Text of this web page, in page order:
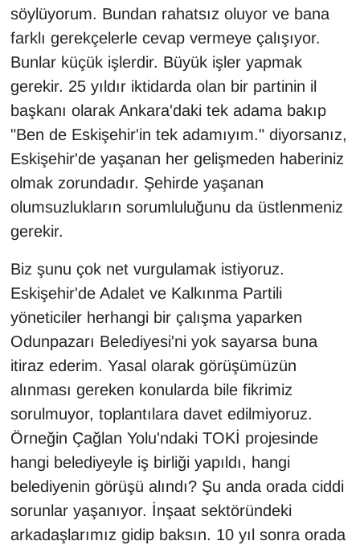
söylüyorum. Bundan rahatsız oluyor ve bana
farklı gerekçelerle cevap vermeye çalışıyor.
Bunlar küçük işlerdir. Büyük işler yapmak
gerekir. 25 yıldır iktidarda olan bir partinin il
başkanı olarak Ankara'daki tek adama bakıp
"Ben de Eskişehir'in tek adamıyım." diyorsanız,
Eskişehir'de yaşanan her gelişmeden haberiniz
olmak zorundadır. Şehirde yaşanan
olumsuzlukların sorumluluğunu da üstlenmeniz
gerekir.
Biz şunu çok net vurgulamak istiyoruz.
Eskişehir'de Adalet ve Kalkınma Partili
yöneticiler herhangi bir çalışma yaparken
Odunpazarı Belediyesi'ni yok sayarsa buna
itiraz ederim. Yasal olarak görüşümüzün
alınması gereken konularda bile fikrimiz
sorulmuyor, toplantılara davet edilmiyoruz.
Örneğin Çağlan Yolu'ndaki TOKİ projesinde
hangi belediyeyle iş birliği yapıldı, hangi
belediyenin görüşü alındı? Şu anda orada ciddi
sorunlar yaşanıyor. İnşaat sektöründeki
arkadaşlarımız gidip baksın. 10 yıl sonra orada